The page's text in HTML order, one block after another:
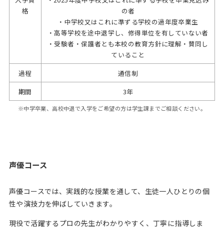
格
の者
・中学校又はこれに準ずる学校の過年度卒業生
・高等学校を途中退学し、修得単位を有していない者
・受験者・保護者とも本校の教育方針に理解・賛同し
ていること
過程
通信制
期間
3年
※中学卒業、高校中退で入学をご希望の方は学生課までご相談ください。
声優コース
声優コースでは、実践的な授業を通して、生徒一人ひとりの個
性や演技力を伸ばしていきます。
現役で活躍するプロの先生がわかりやすく、丁寧に指導しま